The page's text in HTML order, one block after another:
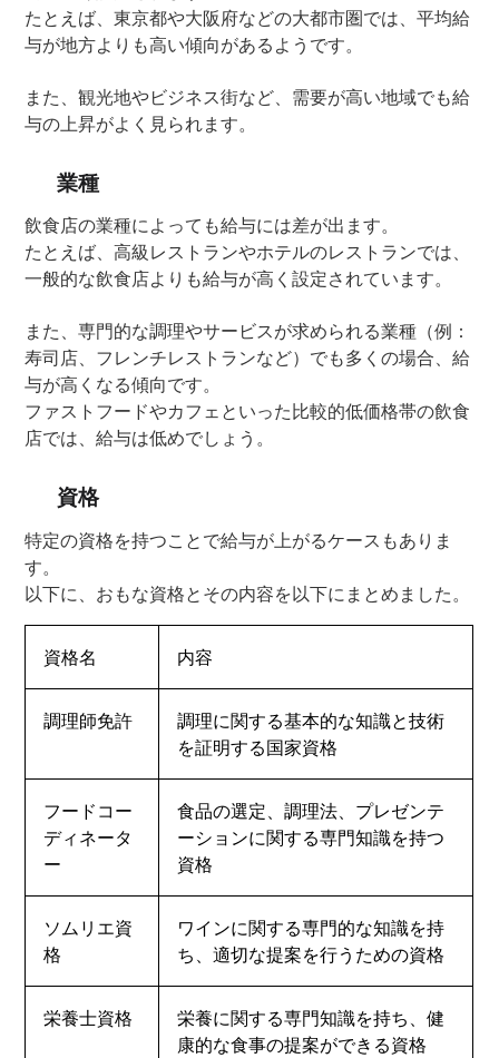
たとえば、東京都や大阪府などの大都市圏では、平均給
与が地方よりも高い傾向があるようです。
また、観光地やビジネス街など、需要が高い地域でも給
与の上昇がよく見られます。
業種
飲食店の業種によっても給与には差が出ます。
たとえば、高級レストランやホテルのレストランでは、
一般的な飲食店よりも給与が高く設定されています。
また、専門的な調理やサービスが求められる業種（例：
寿司店、フレンチレストランなど）でも多くの場合、給
与が高くなる傾向です。
ファストフードやカフェといった比較的低価格帯の飲食
店では、給与は低めでしょう。
資格
特定の資格を持つことで給与が上がるケースもありま
す。
以下に、おもな資格とその内容を以下にまとめました。
資格名 内容
調理師免許
調理に関する基本的な知識と技術
を証明する国家資格
フードコー
ディネータ
ー
食品の選定、調理法、プレゼンテ
ーションに関する専門知識を持つ
資格
ソムリエ資
格
ワインに関する専門的な知識を持
ち、適切な提案を行うための資格
栄養士資格
栄養に関する専門知識を持ち、健
康的な食事の提案ができる資格